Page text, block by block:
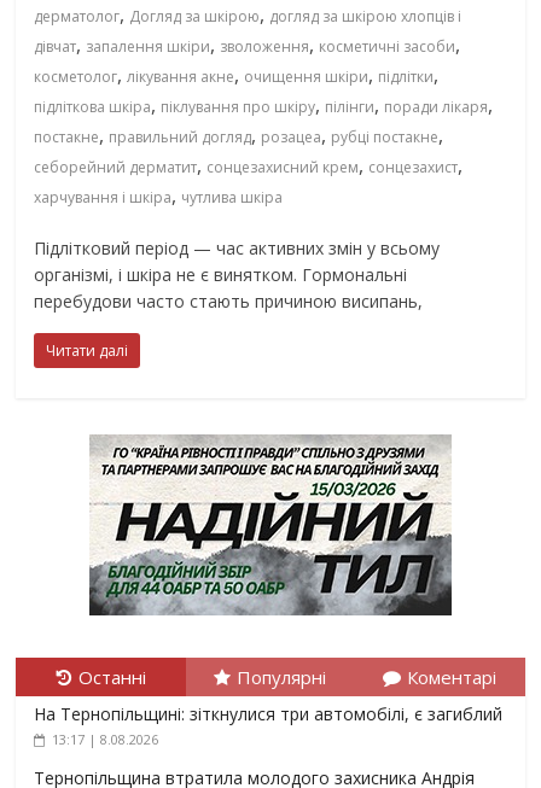
дерматолог, Догляд за шкірою, догляд за шкірою хлопців і
дівчат, запалення шкіри, зволоження, косметичні засоби,
косметолог,лікування акне, очищення шкіри, підлітки,
підліткова шкіра, піклування про шкіру, пілінги, поради лікаря,
постакне, правильний догляд, розацеа, рубці постакне,
себорейний дерматит, сонцезахисний крем, сонцезахист,
харчування і шкіра, чутлива шкіра
Підлітковий період — час активних змін у всьому
організмі, і шкіра не є винятком. Гормональні
перебудови часто стають причиною висипань,
Читати далі
Останні Популярні Коментарі
На Тернопільщині: зіткнулися три автомобілі, є загиблий
13:17 | 8.08.2026
Тернопільщина втратила молодого захисника Андрія